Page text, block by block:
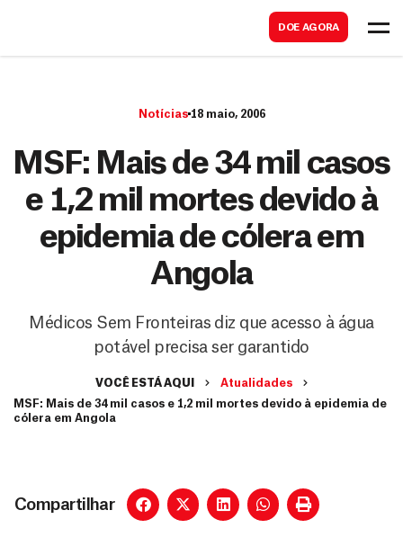
DOE AGORA
r
Notícias 18 maio, 2006
MSF: Mais de 34 mil casos
e 1,2 mil mortes devido à
epidemia de cólera em
Angola
Médicos Sem Fronteiras diz que acesso à água
potável precisa ser garantido
VOCÊ ESTÁ AQUI
Atualidades
MSF: Mais de 34 mil casos e 1,2 mil mortes devido à epidemia de
cólera em Angola
Compartilhar
a